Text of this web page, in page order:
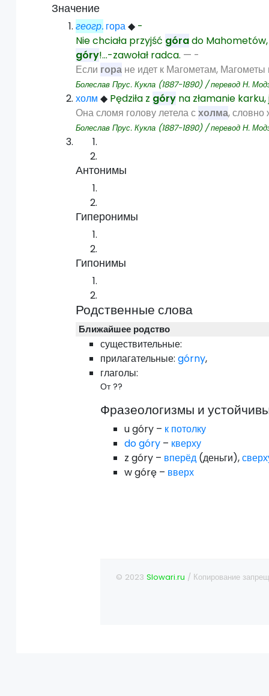
Значение
геогр. гора◆ -
Nie chciała przyjść górado
góry!…-zawołał radca. — -
Если гора не идет к Магометам, Магометы
Болеслав Прус. Кукла (1887-1890) / перевод Н.
холм ◆ Pędziła z góry na złamanie
Она сломя голову летела схолма, словно
Болеслав Прус. Кукла (1887-1890) / перевод Н.
Антонимы
Гиперонимы
Гипонимы
Родственные слова
Ближайшее родство
существительные:
прилагательные: górny,
глаголы:
От ??
Фразеологизмы и
u góry – к потолку
do góry – кверху
z góry – вперёд (деньги),
w górę – вверх
© 2023Slowari.ru / Копирование